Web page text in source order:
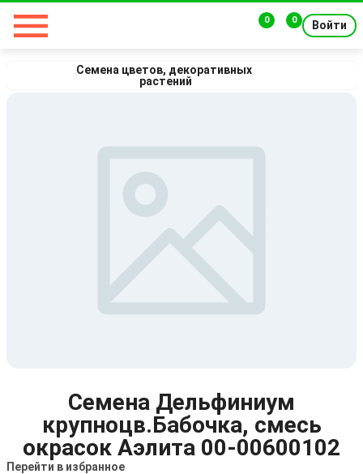
0 0 Войти
Семена цветов, декоративных
растений
Семена Дельфиниум
крупноцв.Бабочка, смесь
окрасок Аэлита 00-00600102
Перейти в избранное